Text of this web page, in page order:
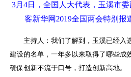
3月4日，全国人大代表，玉溪市
客新华网2019全国两会特别报
主持人：我们了解到，玉溪已经入
建设的名单，一年多以来取得了哪些成
确保创新不流于口号，打造创新高地。